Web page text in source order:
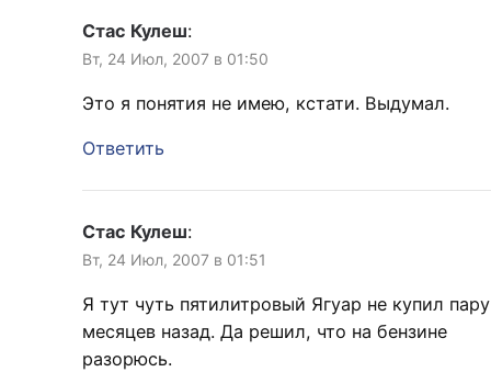
Стас Кулеш:
Вт, 24 Июл, 2007 в 01:50
Это я понятия не имею, кстати. Выдумал.
Ответить
Стас Кулеш:
Вт, 24 Июл, 2007 в 01:51
Я тут чуть пятилитровый Ягуар не купил пару
месяцев назад. Да решил, что на бензине
разорюсь.